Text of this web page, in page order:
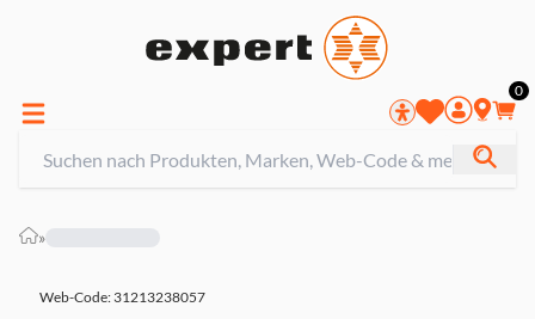
0
»
Web-Code: 31213238057